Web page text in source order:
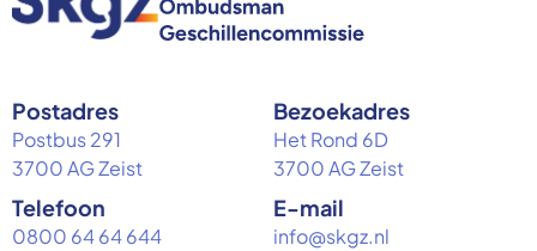
Postadres
Postbus 291
3700 AG Zeist
Bezoekadres
Het Rond 6D
3700 AG Zeist
Telefoon
0800 64 64 644
E-mail
info@skgz.nl